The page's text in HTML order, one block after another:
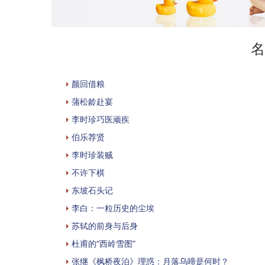
颜回借粮
蒲松龄赴宴
李时珍巧医顽疾
伯乐荐贤
李时珍装贼
不许下棋
东坡石头记
李白：一粒历史的尘埃
苏轼的前身与后身
杜甫的“西岭雪图”
张继《枫桥夜泊》理惑：月落乌啼是何时？